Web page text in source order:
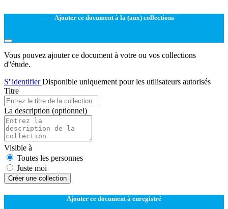
Ajouter ce document à la (aux) collections
Vous pouvez ajouter ce document à votre ou vos collections
d''étude.
S''identifierDisponible uniquement pour les utilisateurs autorisés
Titre
La description (optionnel)
Visible à
Toutes les personnes
Juste moi
Créer une collection
Ajouter ce document à enregistré